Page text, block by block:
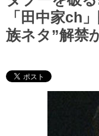
「田中家ch
族ネタ”解禁